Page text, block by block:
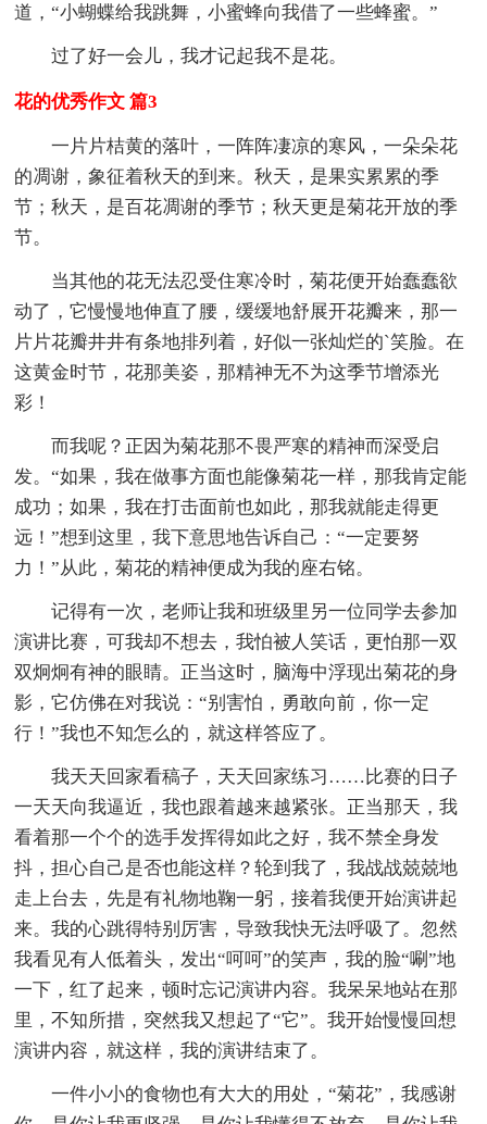
道，“小蝴蝶给我跳舞，小蜜蜂向我借了一些蜂蜜。”
过了好一会儿，我才记起我不是花。
花的优秀作文 篇3
一片片桔黄的落叶，一阵阵凄凉的寒风，一朵朵花
的凋谢，象征着秋天的到来。秋天，是果实累累的季
节；秋天，是百花凋谢的季节；秋天更是菊花开放的季
节。
当其他的花无法忍受住寒冷时，菊花便开始蠢蠢欲
动了，它慢慢地伸直了腰，缓缓地舒展开花瓣来，那一
片片花瓣井井有条地排列着，好似一张灿烂的`笑脸。在
这黄金时节，花那美姿，那精神无不为这季节增添光
彩！
而我呢？正因为菊花那不畏严寒的精神而深受启
发。“如果，我在做事方面也能像菊花一样，那我肯定能
成功；如果，我在打击面前也如此，那我就能走得更
远！”想到这里，我下意思地告诉自己：“一定要努
力！”从此，菊花的精神便成为我的座右铭。
记得有一次，老师让我和班级里另一位同学去参加
演讲比赛，可我却不想去，我怕被人笑话，更怕那一双
双炯炯有神的眼睛。正当这时，脑海中浮现出菊花的身
影，它仿佛在对我说：“别害怕，勇敢向前，你一定
行！”我也不知怎么的，就这样答应了。
我天天回家看稿子，天天回家练习……比赛的日子
一天天向我逼近，我也跟着越来越紧张。正当那天，我
看着那一个个的选手发挥得如此之好，我不禁全身发
抖，担心自己是否也能这样？轮到我了，我战战兢兢地
走上台去，先是有礼物地鞠一躬，接着我便开始演讲起
来。我的心跳得特别厉害，导致我快无法呼吸了。忽然
我看见有人低着头，发出“呵呵”的笑声，我的脸“唰”地
一下，红了起来，顿时忘记演讲内容。我呆呆地站在那
里，不知所措，突然我又想起了“它”。我开始慢慢回想
演讲内容，就这样，我的演讲结束了。
一件小小的食物也有大大的用处，“菊花”，我感谢